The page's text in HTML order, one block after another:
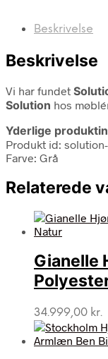
Beskrivelse
Beskrivelse
Vi har fundet
Solution hos
Yderlige
Produkt id:
Farve: Grå
Relaterede
Gianelle
34.999,00 kr.